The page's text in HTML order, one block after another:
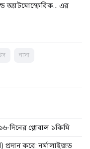
অ্যাটমোস্ফেরিক... এর
নাসা
দিনের গ্লোবাল ১কিমি
প্রদান করে: নর্মালাইজড